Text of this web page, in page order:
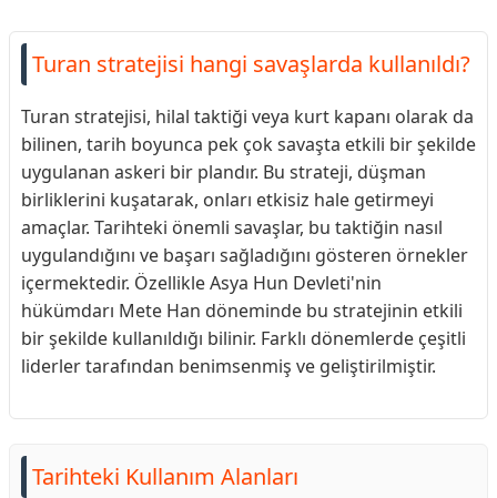
Turan stratejisi hangi savaşlarda kullanıldı?
Turan stratejisi, hilal taktiği veya kurt kapanı olarak da
bilinen, tarih boyunca pek çok savaşta etkili bir şekilde
uygulanan askeri bir plandır. Bu strateji, düşman
birliklerini kuşatarak, onları etkisiz hale getirmeyi
amaçlar. Tarihteki önemli savaşlar, bu taktiğin nasıl
uygulandığını ve başarı sağladığını gösteren örnekler
içermektedir. Özellikle Asya Hun Devleti'nin
hükümdarı Mete Han döneminde bu stratejinin etkili
bir şekilde kullanıldığı bilinir. Farklı dönemlerde çeşitli
liderler tarafından benimsenmiş ve geliştirilmiştir.
Tarihteki Kullanım Alanları